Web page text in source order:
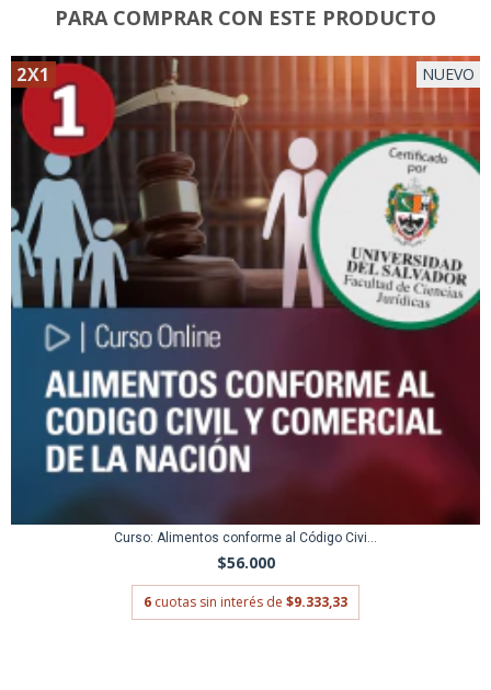
PARA COMPRAR CON ESTE PRODUCTO
2X1 NUEVO
Curso: Alimentos conforme al Código Civi...
$56.000
6 cuotas sin interés de $9.333,33